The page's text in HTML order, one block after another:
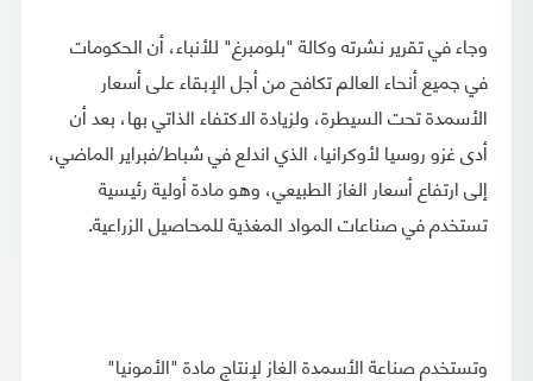
وجاء في تقرير نشرته وكالة "بلومبرغ" للأنباء، أن الحكومات
في جميع أنحاء العالم تكافح من أجل الإبقاء على أسعار
الأسمدة تحت السيطرة، ولزيادة الاكتفاء الذاتي بها، بعد أن
أدى غزو روسيا لأوكرانيا، الذي اندلع في شباط/فبراير الماضي،
إلى ارتفاع أسعار الغاز الطبيعي، وهو مادة أولية رئيسية
تستخدم في صناعات المواد المغذية للمحاصيل الزراعية.
وتستخدم صناعة الأسمدة الغاز لإنتاج مادة "الأمونيا"